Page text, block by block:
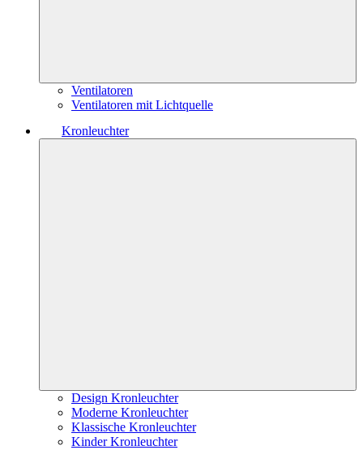
Ventilatoren
Ventilatoren mit Lichtquelle
Kronleuchter
Design Kronleuchter
Moderne Kronleuchter
Klassische Kronleuchter
Kinder Kronleuchter